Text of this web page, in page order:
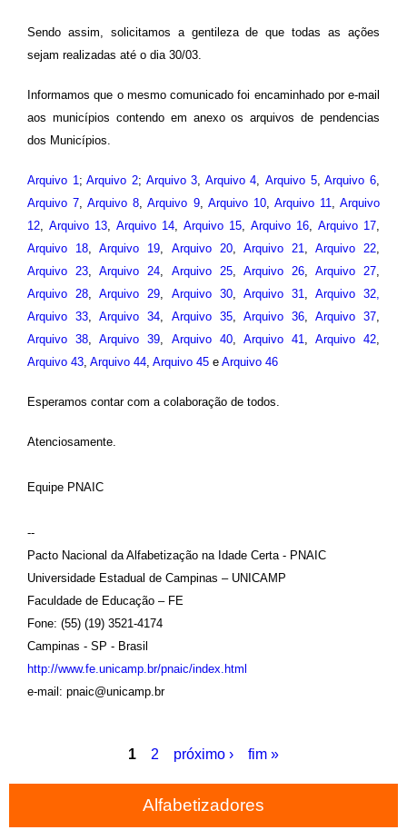
Sendo assim, solicitamos a gentileza de que todas as ações
sejam realizadas até o dia 30/03.
Informamos que o mesmo comunicado foi encaminhado por e-mail
aos municípios contendo em anexo os arquivos de pendencias
dos Municípios.
Arquivo 1;Arquivo 2; Arquivo 3, Arquivo 4,Arquivo 5,Arquivo 6,
Arquivo 7,Arquivo 8,Arquivo 9, Arquivo 10, Arquivo 11,Arquivo
12, Arquivo 13, Arquivo 14, Arquivo 15, Arquivo 16, Arquivo 17,
Arquivo 18,Arquivo 19, Arquivo 20, Arquivo 21, Arquivo 22,
Arquivo 23,Arquivo 24, Arquivo 25, Arquivo 26, Arquivo 27,
Arquivo 28,Arquivo 29, Arquivo 30, Arquivo 31, Arquivo 32,
Arquivo 33,Arquivo 34, Arquivo 35, Arquivo 36, Arquivo 37,
Arquivo 38,Arquivo 39, Arquivo 40, Arquivo 41, Arquivo 42,
Arquivo 43, Arquivo 44, Arquivo 45 e Arquivo 46
Esperamos contar com a colaboração de todos.
Atenciosamente.
Equipe PNAIC
--
Pacto Nacional da Alfabetização na Idade Certa - PNAIC
Universidade Estadual de Campinas – UNICAMP
Faculdade de Educação – FE
Fone: (55) (19) 3521-4174
Campinas - SP - Brasil
http://www.fe.unicamp.br/pnaic/index.html
e-mail: pnaic@unicamp.br
P
1 2 próximo › fim »
Alfabetizadores